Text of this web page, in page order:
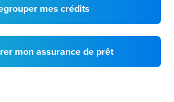
mes crédits
mon assurance de prêt